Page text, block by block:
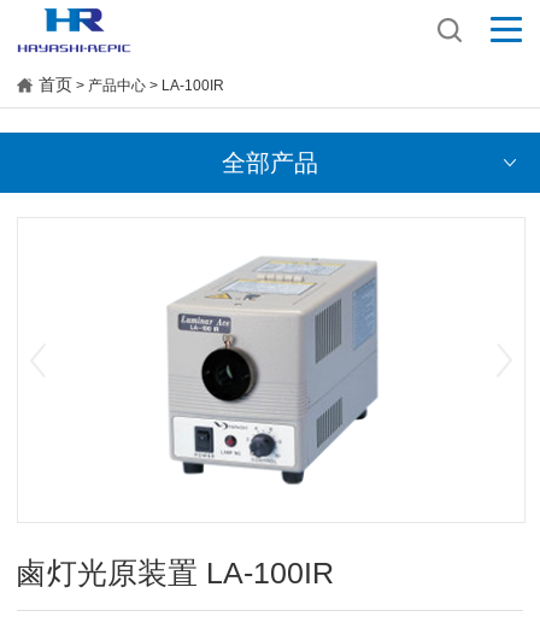
首页 > 产品中心 > LA-100IR
全部产品
鹵灯光原装置 LA-100IR